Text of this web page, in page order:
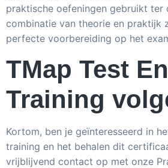
praktische oefeningen gebruikt ter
combinatie van theorie en praktijk
perfecte voorbereiding op het
TMap Test
Training
Kortom, ben je geïnteresseerd in
training en het behalen dit
vrijblijvend contact op met onze